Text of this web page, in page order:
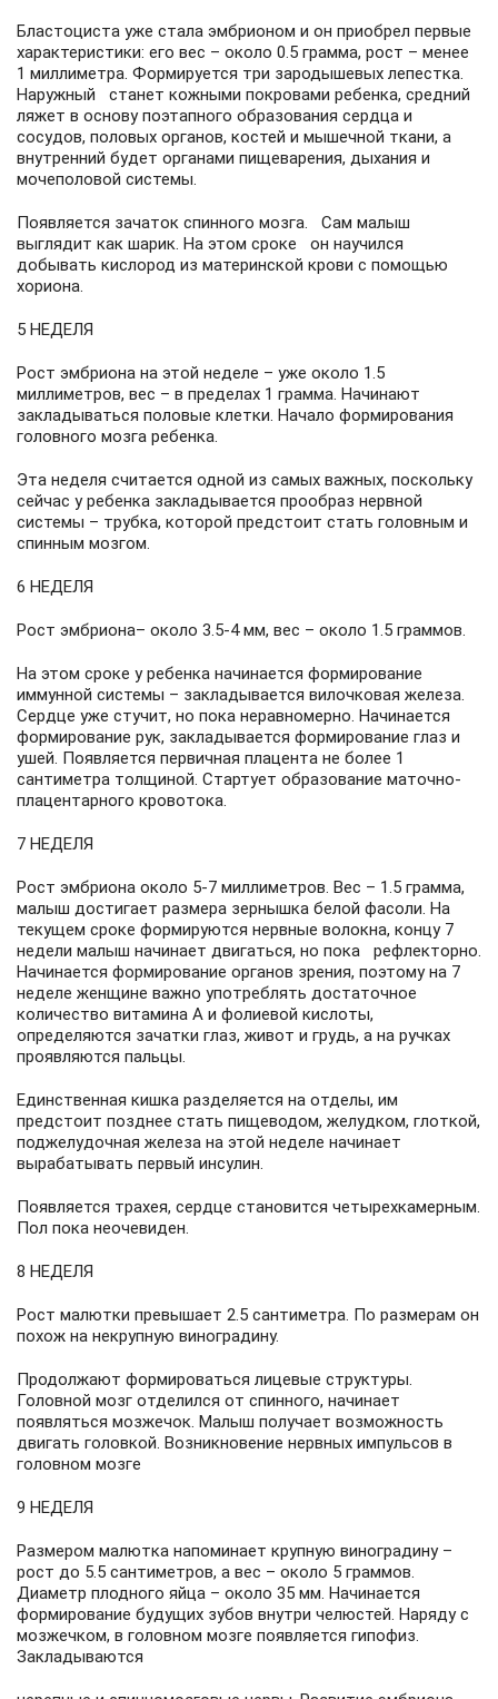
Бластоциста уже стала эмбрионом и он приобрел первые
характеристики: его вес – около 0.5 грамма, рост – менее
1 миллиметра. Формируется три зародышевых лепестка.
Наружный станет кожными покровами ребенка, средний
ляжет в основу поэтапного образования сердца и
сосудов, половых органов, костей и мышечной ткани, а
внутренний будет органами пищеварения, дыхания и
мочеполовой системы.
Появляется зачаток спинного мозга. Сам малыш
выглядит как шарик. На этом сроке он научился
добывать кислород из материнской крови с помощью
хориона.
5 НЕДЕЛЯ
Рост эмбриона на этой неделе – уже около 1.5
миллиметров, вес – в пределах 1 грамма. Начинают
закладываться половые клетки. Начало формирования
головного мозга ребенка.
Эта неделя считается одной из самых важных, поскольку
сейчас у ребенка закладывается прообраз нервной
системы – трубка, которой предстоит стать головным и
спинным мозгом.
6 НЕДЕЛЯ
Рост эмбриона– около 3.5-4 мм, вес – около 1.5 граммов.
На этом сроке у ребенка начинается формирование
иммунной системы – закладывается вилочковая железа.
Сердце уже стучит, но пока неравномерно. Начинается
формирование рук, закладывается формирование глаз и
ушей. Появляется первичная плацента не более 1
сантиметра толщиной. Стартует образование маточно-
плацентарного кровотока.
7 НЕДЕЛЯ
Рост эмбриона около 5-7 миллиметров. Вес – 1.5 грамма,
малыш достигает размера зернышка белой фасоли. На
текущем сроке формируются нервные волокна, концу 7
недели малыш начинает двигаться, но пока рефлекторно.
Начинается формирование органов зрения, поэтому на 7
неделе женщине важно употреблять достаточное
количество витамина А и фолиевой кислоты,
определяются зачатки глаз, живот и грудь, а на ручках
проявляются пальцы.
Единственная кишка разделяется на отделы, им
предстоит позднее стать пищеводом, желудком, глоткой,
поджелудочная железа на этой неделе начинает
вырабатывать первый инсулин.
Появляется трахея, сердце становится четырехкамерным.
Пол пока неочевиден.
8 НЕДЕЛЯ
Рост малютки превышает 2.5 сантиметра. По размерам он
похож на некрупную виноградину.
Продолжают формироваться лицевые структуры.
Головной мозг отделился от спинного, начинает
появляться мозжечок. Малыш получает возможность
двигать головкой. Возникновение нервных импульсов в
головном мозге
9 НЕДЕЛЯ
Размером малютка напоминает крупную виноградину –
рост до 5.5 сантиметров, а вес – около 5 граммов.
Диаметр плодного яйца – около 35 мм. Начинается
формирование будущих зубов внутри челюстей. Наряду с
мозжечком, в головном мозге появляется гипофиз.
Закладываются